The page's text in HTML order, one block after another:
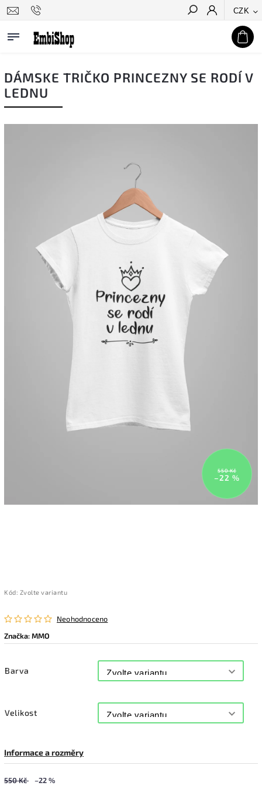
CZK
Hledat
DÁMSKE TRIČKO PRINCEZNY SE RODÍ V
LEDNU
550 Kč
–22 %
Kód: Zvolte variantu
Neohodnoceno
Značka:MMO
Barva
Velikost
Informace a rozměry
550 Kč –22 %